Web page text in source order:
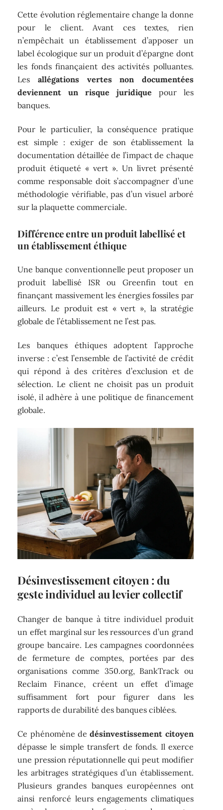
Cette évolution réglementaire change la donne
pour le client. Avant ces textes, rien
n’empêchait un établissement d’apposer un
label écologique sur un produit d’épargne dont
les fonds finançaient des activités polluantes.
Les allégations vertes non documentées
deviennent un risque juridique pour les
banques.
Pour le particulier, la conséquence pratique
est simple : exiger de son établissement la
documentation détaillée de l’impact de chaque
produit étiqueté « vert ». Un livret présenté
comme responsable doit s’accompagner d’une
méthodologie vérifiable, pas d’un visuel arboré
sur la plaquette commerciale.
Différence entre un produit labellisé et
un établissement éthique
Une banque conventionnelle peut proposer un
produit labellisé ISR ou Greenfin tout en
finançant massivement les énergies fossiles par
ailleurs. Le produit est « vert », la stratégie
globale de l’établissement ne l’est pas.
Les banques éthiques adoptent l’approche
inverse : c’est l’ensemble de l’activité de crédit
qui répond à des critères d’exclusion et de
sélection. Le client ne choisit pas un produit
isolé, il adhère à une politique de financement
globale.
Désinvestissement citoyen : du
geste individuel au levier collectif
Changer de banque à titre individuel produit
un effet marginal sur les ressources d’un grand
groupe bancaire. Les campagnes coordonnées
de fermeture de comptes, portées par des
organisations comme 350.org, BankTrack ou
Reclaim Finance, créent un effet d’image
suffisamment fort pour figurer dans les
rapports de durabilité des banques ciblées.
Ce phénomène dedésinvestissement citoyen
dépasse le simple transfert de fonds. Il exerce
une pression réputationnelle qui peut modifier
les arbitrages stratégiques d’un établissement.
Plusieurs grandes banques européennes ont
ainsi renforcé leurs engagements climatiques